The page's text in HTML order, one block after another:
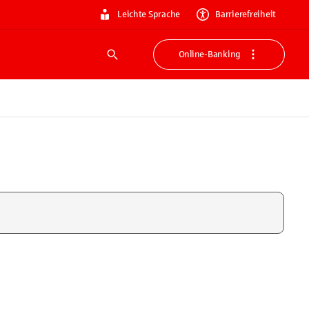
Leichte Sprache Barrierefreiheit
Suche
Online-Banking